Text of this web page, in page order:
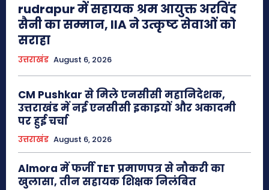
rudrapur में सहायक श्रम आयुक्त अरविंद
सैनी का सम्मान, IIA ने उत्कृष्ट सेवाओं को
सराहा
उत्तराखंड August 6, 2026
CM Pushkar से मिले एनसीसी महानिदेशक,
उत्तराखंड में नई एनसीसी इकाइयों और अकादमी
पर हुई चर्चा
उत्तराखंड August 6, 2026
Almora में फर्जी TET प्रमाणपत्र से नौकरी का
खुलासा, तीन सहायक शिक्षक निलंबित